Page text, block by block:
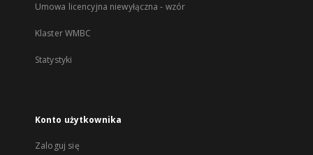
Umowa licencyjna niewyłączna - wzór
Klaster WMBC
Statystyki
Konto użytkownika
Zaloguj się